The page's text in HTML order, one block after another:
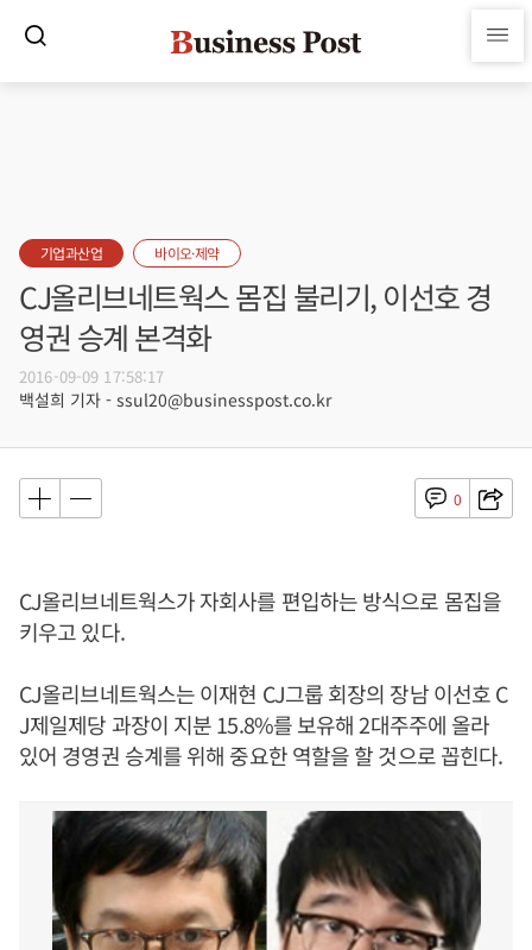
기업과산업 바이오·제약
CJ올리브네트웍스 몸집 불리기, 이선호 경
영권 승계 본격화
2016-09-09 17:58:17
백설희 기자 - ssul20@businesspost.co.kr
0
CJ올리브네트웍스가 자회사를 편입하는 방식으로 몸집을
키우고 있다.
CJ올리브네트웍스는 이재현 CJ그룹 회장의 장남 이선호 C
J제일제당 과장이 지분 15.8%를 보유해 2대주주에 올라
있어 경영권 승계를 위해 중요한 역할을 할 것으로 꼽힌다.